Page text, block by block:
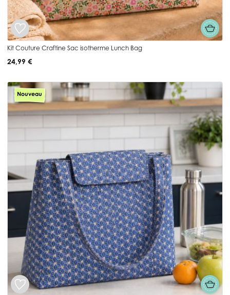
Kit Couture Craftine Sac isotherme Lunch Bag
24,99 €
Nouveau